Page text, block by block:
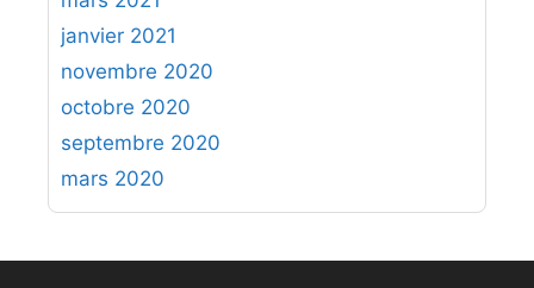
janvier 2021
novembre 2020
octobre 2020
septembre 2020
mars 2020